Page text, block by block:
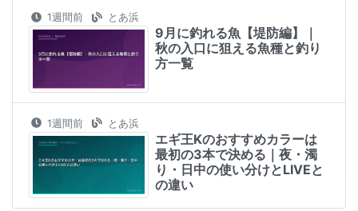
1週間前 とあ浜
9月に釣れる魚【堤防編】｜
秋の入口に狙える魚種と釣り
方一覧
1週間前 とあ浜
エギ王Kのおすすめカラーは
最初の3本で決める｜夜・濁
り・日中の使い分けとLIVEと
の違い